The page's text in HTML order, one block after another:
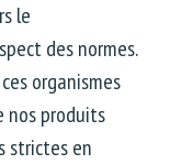
le
des normes.
organismes
nos produits
strictes en